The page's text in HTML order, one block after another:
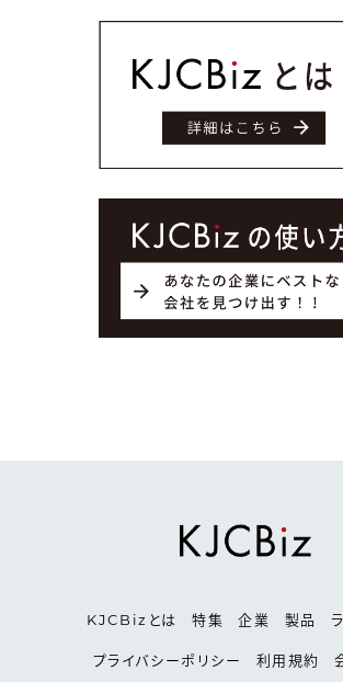
KJCBizとは 特集 企業 製品
プライバシーポリシー 利用規約